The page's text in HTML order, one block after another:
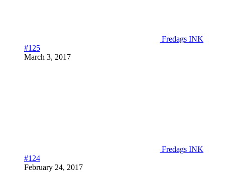
Fredags INK
#125
March 3, 2017
Fredags INK
#124
February 24, 2017